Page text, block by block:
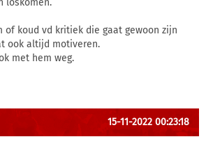
loskomen.
of koud vd kritiek die gaat gewoon zijn
ook altijd motiveren.
met hem weg.
15-11-2022 00:23:18